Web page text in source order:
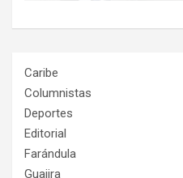
Caribe
Columnistas
Deportes
Editorial
Farándula
Guajira